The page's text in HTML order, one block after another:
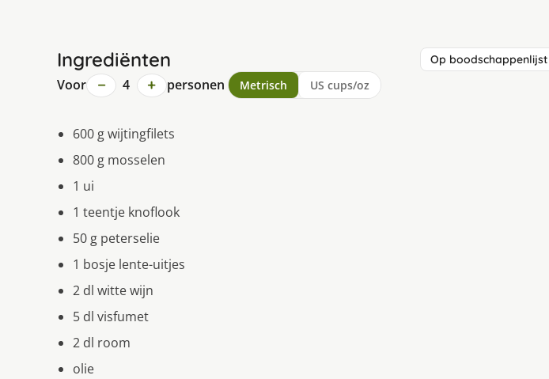
Ingrediënten Op boodschappenlijst
Voor − 4 + personen Metrisch US cups/oz
600 g wijtingfilets
800 g mosselen
1 ui
1 teentje knoflook
50 g peterselie
1 bosje lente-uitjes
2 dl witte wijn
5 dl visfumet
2 dl room
olie